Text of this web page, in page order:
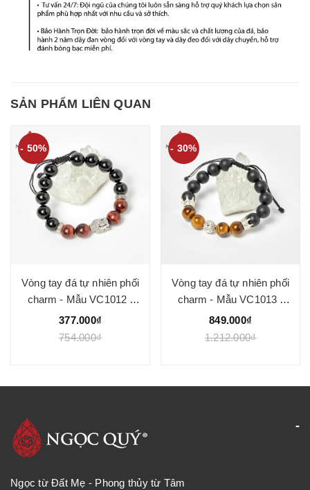
SẢN PHẨM LIÊN QUAN
- 50%
Vòng tay đá tự nhiên phối
charm - Mẫu VC1012 -
Ngọc Quý
377.000₫
754.000₫
- 30%
Vòng tay đá tự nhiên phối
charm - Mẫu VC1013 -
Ngọc Quý
849.000₫
1.212.000₫
Ngọc từ Đất Mẹ - Phong thủy từ Tâm